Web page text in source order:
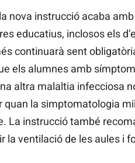
nova instrucció acaba
educatius, inclosos els
continuarà sent
els alumnes amb
altra malaltia infecciosa
quan la simptomatologia
La instrucció també
la ventilació de les aules i